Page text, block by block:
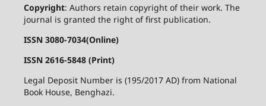
Copyright: Authors retain copyright of their work. The
journal is granted the right of first publication.
ISSN 3080-7034(Online)
ISSN 2616-5848 (Print)
Legal Deposit Number is (195/2017 AD) from National
Book House, Benghazi.